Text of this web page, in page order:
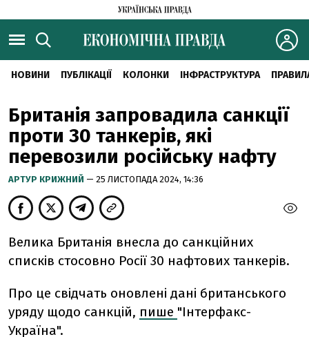
НОВИНИ ПУБЛІКАЦІЇ КОЛОНКИ ІНФРАСТРУКТУРА
Британія запровадила санкції
проти 30 танкерів, які
перевозили російську нафту
АРТУР КРИЖНИЙ — 25 ЛИСТОПАДА 2024, 14:36
Велика Британія внесла до санкційних
списків стосовно Росії 30 нафтових танкерів.
Про це свідчать оновлені дані британського
уряду щодо санкцій, пише "Інтерфакс-
Україна".